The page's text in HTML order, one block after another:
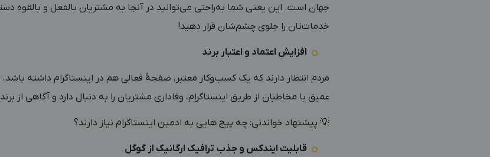
جهان است. این یعنی شما به‌راحتی می‌توانید در آنجا به مشتریان بالفعل و بالقوه
خدمات‌تان را جلوی چشم‌شان قرار دهید!
افزایش اعتماد و اعتبار برند
مردم انتظار دارند که یک کسب‌وکار معتبر، صفحهٔ فعالی هم در اینستاگرام داشته
عمیق با مخاطبان از طریق اینستاگرام، وفاداری مشتریان را به دنبال دارد و آگاهی از
💡 پیشنهاد خواندنی: چه پیج هایی به ادمین اینستاگرام نیاز دارند؟
قابلیت ایندکس و جذب ترافیک ارگانیک از گوگل